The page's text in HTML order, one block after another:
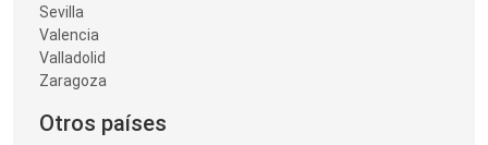
Sevilla
Valencia
Valladolid
Zaragoza
Otros países